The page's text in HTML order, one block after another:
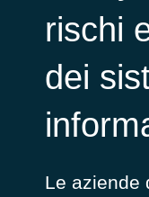
rischi
dei
Le aziende